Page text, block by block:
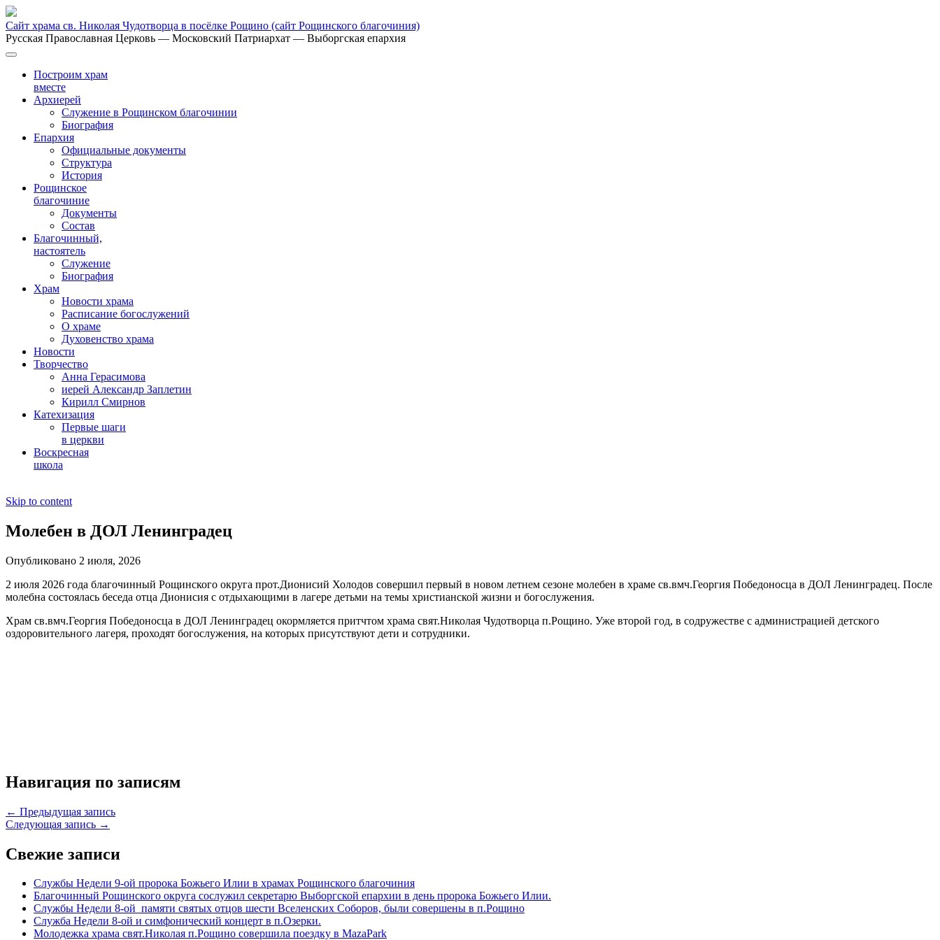
Сайт храма св. Николая Чудотворца в посёлке Рощино (сайт Рощинского благочиния)
Русская Православная Церковь — Московский Патриархат — Выборгская епархия
Построим храм
вместе
Архиерей
Служение в Рощинском благочинии
Биография
Епархия
Официальные документы
Структура
История
Рощинское
благочиние
Документы
Состав
Благочинный,
настоятель
Служение
Биография
Храм
Новости храма
Расписание богослужений
О храме
Духовенство храма
Новости
Творчество
Анна Герасимова
иерей Александр Заплетин
Кирилл Смирнов
Катехизация
Первые шаги
в церкви
Воскресная
школа
Skip to content
Молебен в ДОЛ Ленинградец
Опубликовано 2 июля, 2026
2 июля 2026 года благочинный Рощинского округа прот.Дионисий Холодов совершил первый в новом летнем сезоне молебен в храме св.вмч.Георгия Победоносца в ДОЛ Ленинградец. После
молебна состоялась беседа отца Дионисия с отдыхающими в лагере детьми на темы христианской жизни и богослужения.
Храм св.вмч.Георгия Победоносца в ДОЛ Ленинградец окормляется притчтом храма свят.Николая Чудотворца п.Рощино. Уже второй год, в содружестве с администрацией детского
оздоровительного лагеря, проходят богослужения, на которых присутствуют дети и сотрудники.
Навигация по записям
← Предыдущая запись
Следующая запись →
Свежие записи
Службы Недели 9-ой пророка Божьего Илии в храмах Рощинского благочиния
Благочинный Рощинского округа сослужил секретарю Выборгской епархии в день пророка Божьего Илии.
Службы Недели 8-ой памяти святых отцов шести Вселенских Соборов, были совершены в п.Рощино
Служба Недели 8-ой и симфонический концерт в п.Озерки.
Молодежка храма свят.Николая п.Рощино совершила поездку в MazaPark